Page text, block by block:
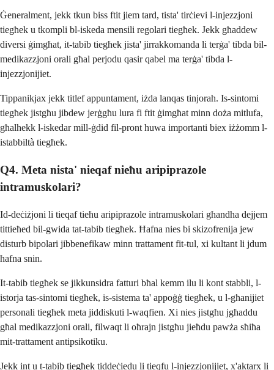
Ġeneralment, jekk tkun biss ftit jiem tard, tista' tirċievi l-injezzjoni
tiegħek u tkompli bl-iskeda mensili regolari tiegħek. Jekk għaddew
diversi ġimgħat, it-tabib tiegħek jista' jirrakkomanda li terġa' tibda bil-
medikazzjoni orali għal perjodu qasir qabel ma terġa' tibda l-
injezzjonijiet.
Tippanikjax jekk titlef appuntament, iżda lanqas tinjorah. Is-sintomi
tiegħek jistgħu jibdew jerġgħu lura fi ftit ġimgħat minn doża mitlufa,
għalhekk l-iskedar mill-ġdid fil-pront huwa importanti biex iżżomm l-
istabbiltà tiegħek.
Q4. Meta nista' nieqaf nieħu aripiprazole
intramuskolari?
Id-deċiżjoni li tieqaf tieħu aripiprazole intramuskolari għandha dejjem
tittieħed bil-gwida tat-tabib tiegħek. Ħafna nies bi skizofrenija jew
disturb bipolari jibbenefikaw minn trattament fit-tul, xi kultant li jdum
ħafna snin.
It-tabib tiegħek se jikkunsidra fatturi bħal kemm ilu li kont stabbli, l-
istorja tas-sintomi tiegħek, is-sistema ta' appoġġ tiegħek, u l-għanijiet
personali tiegħek meta jiddiskuti l-waqfien. Xi nies jistgħu jgħaddu
għal medikazzjoni orali, filwaqt li oħrajn jistgħu jieħdu pawża sħiħa
mit-trattament antipsikotiku.
Jekk int u t-tabib tiegħek tiddeċiedu li tieqfu l-injezzjonijiet, x'aktarx li